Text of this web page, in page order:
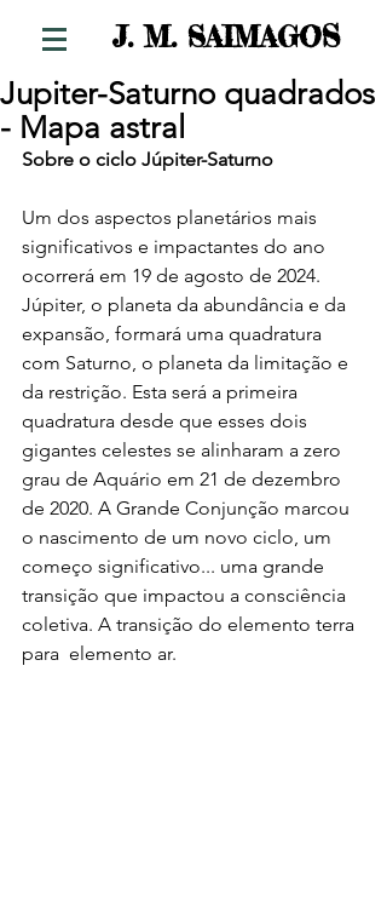
J. M. SAIMAGOS
Jupiter-Saturno quadrados
- Mapa astral
Sobre o ciclo Júpiter-Saturno
Um dos aspectos planetários mais
significativos e impactantes do ano
ocorrerá em 19 de agosto de 2024.
Júpiter, o planeta da abundância e da
expansão, formará uma quadratura
com Saturno, o planeta da limitação e
da restrição. Esta será a primeira
quadratura desde que esses dois
gigantes celestes se alinharam a zero
grau de Aquário em 21 de dezembro
de 2020. A Grande Conjunção marcou
o nascimento de um novo ciclo, um
começo significativo... uma grande
transição que impactou a consciência
coletiva. A transição do elemento terra
para  elemento ar.